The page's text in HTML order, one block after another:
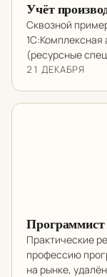
Учёт
Сквозной
1С:Комплексная
(ресурсные
21 ДЕКАБРЯ
Практические
профессию
на рынке,